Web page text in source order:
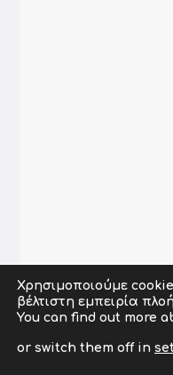
Copyright © 2009-
Powered by
Χρησιμοποιούμε
βέλτιστη εμπειρία
You can find out more
or switch them off in